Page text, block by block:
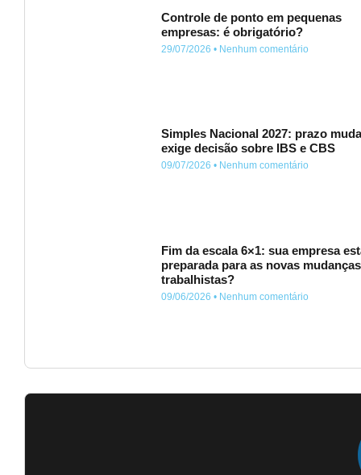
Controle de ponto em pequenas
empresas: é obrigatório?
29/07/2026 Nenhum comentário
Simples Nacional 2027: prazo
exige decisão sobre IBS e CBS
09/07/2026 Nenhum comentário
Fim da escala 6×1: sua empresa
preparada para as novas mudanças
trabalhistas?
09/06/2026 Nenhum comentário